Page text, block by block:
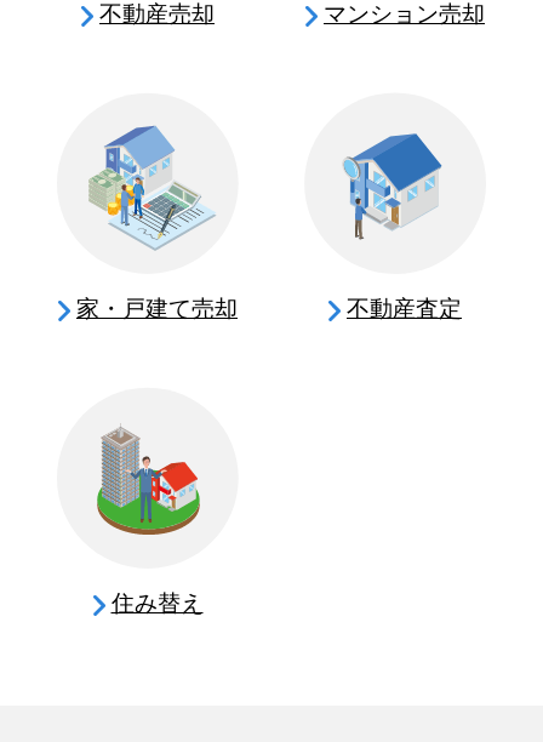
不動産売却 マンション売却
家・戸建て売却 不動産査定
住み替え